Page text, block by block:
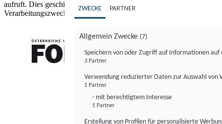
aufruft. Dies geschieht für einen oder mehrere der hier aufgeführten
Verarbeitungszwecke.
ZWECKE PARTNER
Allgemein Zwecke (7)
Speichern von oder Zugriff auf Informationen auf
3 Partner
Verwendung reduzierter Daten zur Auswahl von
1 Partner
- mit berechtigtem Interesse
1 Partner
Erstellung von Profilen für personalisierte
FONDS professionell